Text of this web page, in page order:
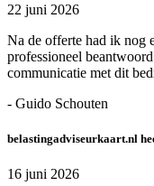
22 juni 2026
Na de offerte had ik nog
professioneel
communicatie met dit
- Guido Schouten
belastingadviseurkaart.nl
16 juni 2026